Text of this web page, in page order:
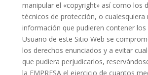
manipular el «copyright» así como los
técnicos de protección, o cualesquiera
información que pudieren contener los
Usuario de este Sitio Web se
los derechos enunciados y a evitar
que pudiera perjudicarlos,
la EMPRESA el ejercicio de cuantos